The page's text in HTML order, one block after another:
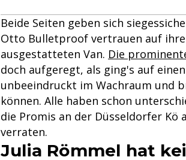
Beide Seiten geben sich
Otto Bulletproof vertrauen auf
ausgestatteten Van. Die
doch aufgeregt, als ging's auf
unbeeindruckt im Wachraum und
können. Alle haben schon
die Promis an der Düsseldorfer Kö
verraten.
Julia Römmel hat